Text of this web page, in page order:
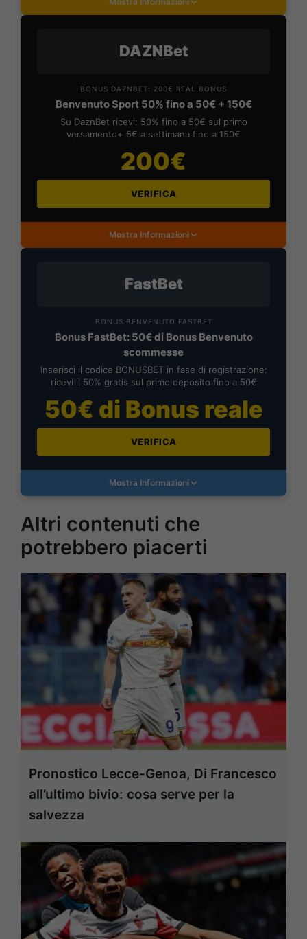
DAZNBet
BONUS DAZNBET: 200€ REAL BONUS
Benvenuto Sport 50% fino a 50€ + 150€
Su DaznBet ricevi: 50% fino a 50€ sul primo
versamento+ 5€ a settimana fino a 150€
200€
VERIFICA
Mostra Informazioni
FastBet
BONUS BENVENUTO FASTBET
Bonus FastBet: 50€ di Bonus Benvenuto
scommesse
Inserisci il codice BONUSBET in fase di registrazione:
ricevi il 50% gratis sul primo deposito fino a 50€
50€ di Bonus reale
VERIFICA
Mostra Informazioni
Altri contenuti che
potrebbero piacerti
Pronostico Lecce-Genoa, Di Francesco
all’ultimo bivio: cosa serve per la
salvezza